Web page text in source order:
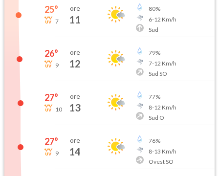
25°
7
ore
11
80%
6-12 Km/h
Sud
26°
9
ore
12
79%
7-12 Km/h
Sud SO
27°
10
ore
13
77%
8-12 Km/h
Sud O
27°
9
ore
14
76%
8-13 Km/h
Ovest SO